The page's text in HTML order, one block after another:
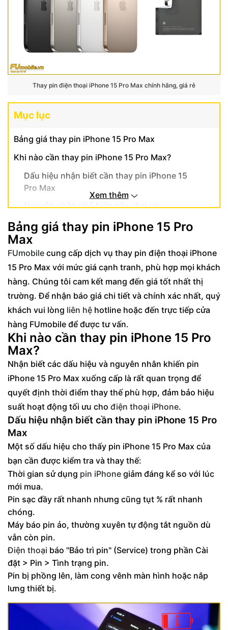
Thay pin điện thoại iPhone 15 Pro Max chính hãng, giá rẻ
Mục lục
Bảng giá thay pin iPhone 15 Pro Max
Khi nào cần thay pin iPhone 15 Pro Max?
Dấu hiệu nhận biết cần thay pin iPhone 15
Pro Max
Nguyên nhân phổ biến gây chai pin
Quy trình thay pin điện thoại iPhone 15 Pro
Max chuyên nghiệp
Ưu điểm dịch vụ thay pin iPhone 15 Pro Max
tại FUmobile
Linh kiện chất lượng và tương thích
Kỹ thuật viên tay nghề cao
Thời gian thay thế nhanh chóng
Cam kết chất lượng và bảo hành tại FUmobile
Xem thêm
Bảng giá thay pin iPhone 15 Pro
Max
FUmobile cung cấp dịch vụ thay pin điện thoại iPhone
15 Pro Max với mức giá cạnh tranh, phù hợp mọi khách
hàng. Chúng tôi cam kết mang đến giá tốt nhất thị
trường. Để nhận báo giá chi tiết và chính xác nhất, quý
khách vui lòng liên hệ hotline hoặc đến trực tiếp cửa
hàng FUmobile để được tư vấn.
Khi nào cần thay pin iPhone 15 Pro
Max?
Nhận biết các dấu hiệu và nguyên nhân khiến pin
iPhone 15 Pro Max xuống cấp là rất quan trọng để
quyết định thời điểm thay thế phù hợp, đảm bảo hiệu
suất hoạt động tối ưu cho điện thoại iPhone.
Dấu hiệu nhận biết cần thay pin iPhone 15 Pro
Max
Một số dấu hiệu cho thấy pin iPhone 15 Pro Max của
bạn cần được kiểm tra và thay thế:
Thời gian sử dụng pin iPhone giảm đáng kể so với lúc
mới mua.
Pin sạc đầy rất nhanh nhưng cũng tụt % rất nhanh
chóng.
Máy báo pin ảo, thường xuyên tự động tắt nguồn dù
vẫn còn pin.
Điện thoại báo "Bảo trì pin" (Service) trong phần Cài
đặt > Pin > Tình trạng pin.
Pin bị phồng lên, làm cong vênh màn hình hoặc nắp
lưng thiết bị.